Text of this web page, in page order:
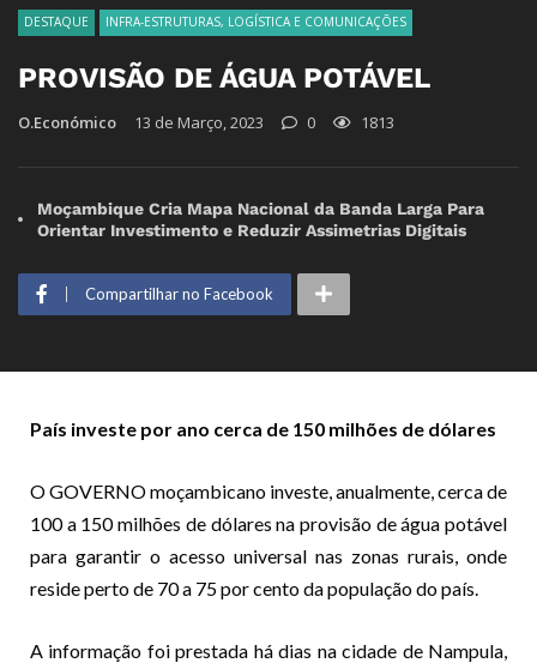
DESTAQUE INFRA-ESTRUTURAS, LOGÍSTICA E COMUNICAÇÕES
PROVISÃO DE ÁGUA POTÁVEL
O.Económico 13 de Março, 2023 0 1813
Moçambique Cria Mapa Nacional da Banda Larga Para
Orientar Investimento e Reduzir Assimetrias Digitais
Compartilhar no Facebook
País investe por ano cerca de 150 milhões de dólares
O GOVERNO moçambicano investe, anualmente, cerca de
100 a 150 milhões de dólares na provisão de água potável
para garantir o acesso universal nas zonas rurais, onde
reside perto de 70 a 75 por cento da população do país.
A informação foi prestada há dias na cidade de Nampula,